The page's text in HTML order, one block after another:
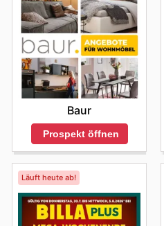
Baur
Prospekt öffnen
Läuft heute ab!